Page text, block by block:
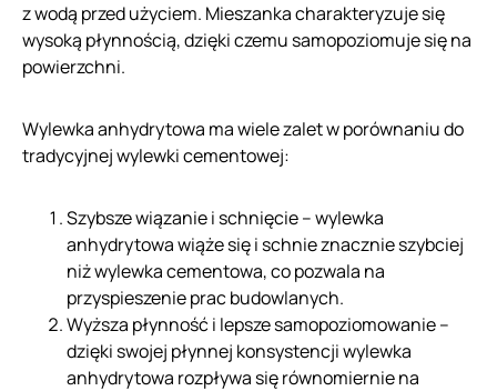
z wodą przed użyciem. Mieszanka charakteryzuje się
wysoką płynnością, dzięki czemu samopoziomuje się na
powierzchni.
Wylewka anhydrytowa ma wiele zalet w porównaniu do
tradycyjnej wylewki cementowej:
Szybsze wiązanie i schnięcie – wylewka
anhydrytowa wiąże się i schnie znacznie szybciej
niż wylewka cementowa, co pozwala na
przyspieszenie prac budowlanych.
Wyższa płynność i lepsze samopoziomowanie –
dzięki swojej płynnej konsystencji wylewka
anhydrytowa rozpływa się równomiernie na